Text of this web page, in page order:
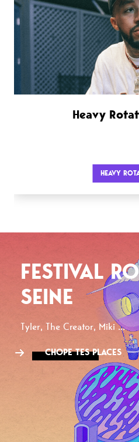
Heavy
HEAVY
FESTIVAL
SEINE
Tyler, The Creator, Miki ...
CHOPE TES PLACES